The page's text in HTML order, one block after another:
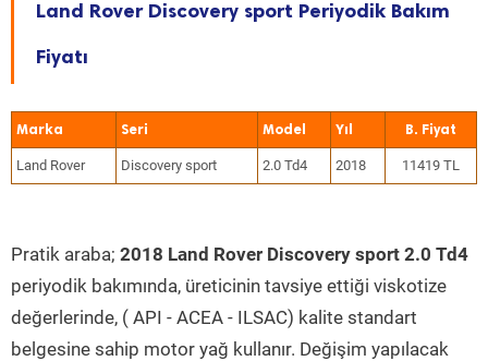
Land Rover Discovery sport Periyodik Bakım
Fiyatı
Marka Seri Model Yıl
Land Rover Discovery sport 2.0 Td4 2018 11419 TL
Pratik araba; 2018 Land Rover Discovery sport 2.0 Td4
periyodik bakımında, üreticinin tavsiye ettiği viskotize
değerlerinde, ( API - ACEA - ILSAC) kalite standart
belgesine sahip motor yağ kullanır. Değişim yapılacak